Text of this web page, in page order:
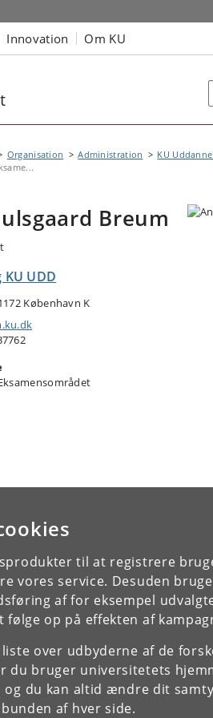
til at registrere
vores service. Desuden
af for eksempel
op på effekten af
over udbyderne af de
du bruger universitetets
og du kan altid ændre dit
af hver side.
Innovation Om KU
Organisation Administration
KU
Breum
UDD
København K